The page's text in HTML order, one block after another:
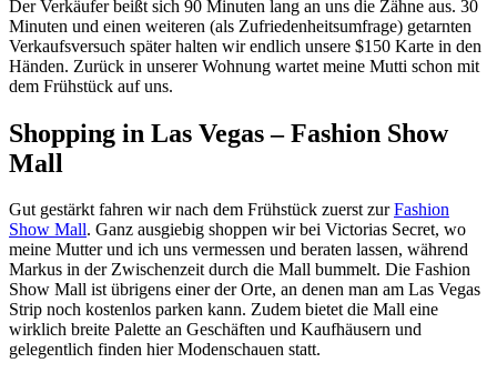
Der Verkäufer beißt sich 90 Minuten lang an uns die Zähne aus. 30
Minuten und einen weiteren (als Zufriedenheitsumfrage) getarnten
Verkaufsversuch später halten wir endlich unsere $150 Karte in den
Händen. Zurück in unserer Wohnung wartet meine Mutti schon mit
dem Frühstück auf uns.
Shopping in Las Vegas – Fashion Show
Mall
Gut gestärkt fahren wir nach dem Frühstück zuerst zurFashion
Show Mall. Ganz ausgiebig shoppen wir bei Victorias Secret, wo
meine Mutter und ich uns vermessen und beraten lassen, während
Markus in der Zwischenzeit durch die Mall bummelt. Die Fashion
Show Mall ist übrigens einer der Orte, an denen man am Las Vegas
Strip noch kostenlos parken kann. Zudem bietet die Mall eine
wirklich breite Palette an Geschäften und Kaufhäusern und
gelegentlich finden hier Modenschauen statt.